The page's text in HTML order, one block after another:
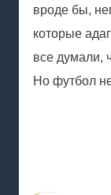
вроде бы,
которые
все думали,
Но футбол